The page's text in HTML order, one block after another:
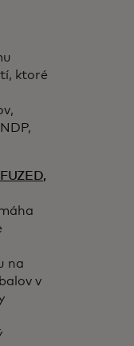
ktoré
FUZED,
na
v